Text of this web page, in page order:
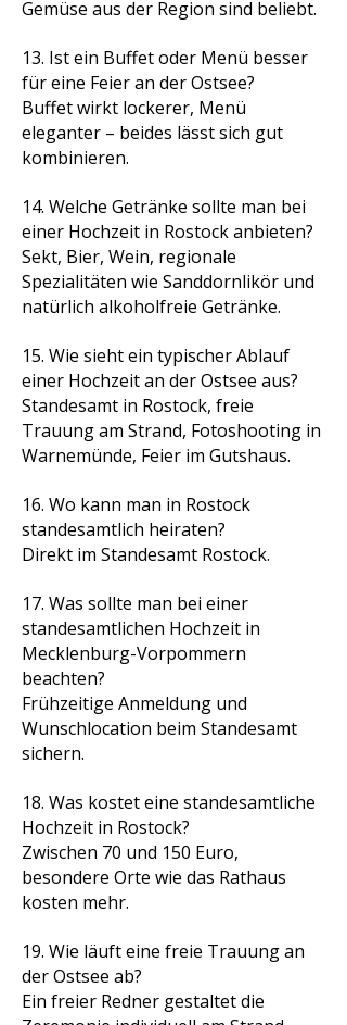
Gemüse aus der Region sind beliebt.
13. Ist ein Buffet oder Menü besser
für eine Feier an der Ostsee?
Buffet wirkt lockerer, Menü
eleganter – beides lässt sich gut
kombinieren.
14. Welche Getränke sollte man bei
einer Hochzeit in Rostock anbieten?
Sekt, Bier, Wein, regionale
Spezialitäten wie Sanddornlikör und
natürlich alkoholfreie Getränke.
15. Wie sieht ein typischer Ablauf
einer Hochzeit an der Ostsee aus?
Standesamt in Rostock, freie
Trauung am Strand, Fotoshooting in
Warnemünde, Feier im Gutshaus.
16. Wo kann man in Rostock
standesamtlich heiraten?
Direkt im Standesamt Rostock.
17. Was sollte man bei einer
standesamtlichen Hochzeit in
Mecklenburg-Vorpommern
beachten?
Frühzeitige Anmeldung und
Wunschlocation beim Standesamt
sichern.
18. Was kostet eine standesamtliche
Hochzeit in Rostock?
Zwischen 70 und 150 Euro,
besondere Orte wie das Rathaus
kosten mehr.
19. Wie läuft eine freie Trauung an
der Ostsee ab?
Ein freier Redner gestaltet die